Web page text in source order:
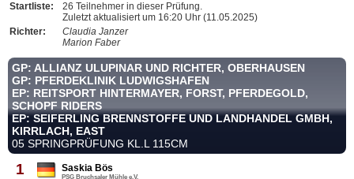
Startliste:
26 Teilnehmer in dieser Prüfung.
Zuletzt aktualisiert um 16:20 Uhr (11.05.2025)
Richter:
Claudia Janzer
Marion Faber
GP: ALLIANZ ULUPINAR UND RICHTER, OBERHAUSEN
GP: PFERDEKLINIK LUDWIGSHAFEN
EP: REITSPORT HINTERMAYER, FORST, PFERDEGOLD,
SCHOPF RIDERS
EP: SEIFERLING BRENNSTOFFE UND LANDHANDEL GMBH,
KIRRLACH, EAST
05 SPRINGPRÜFUNG KL.L 115CM
1 Saskia Bös
PSG Bruchsaler Mühle e.V.